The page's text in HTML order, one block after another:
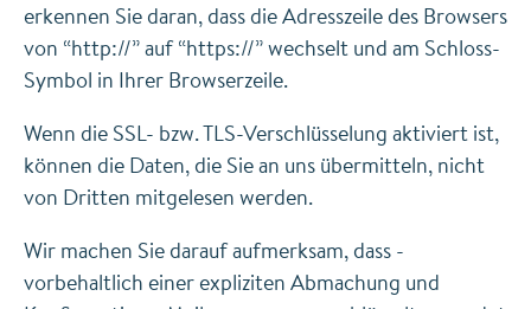
erkennen Sie daran, dass die Adresszeile des Browsers
von “http://” auf “https://” wechselt und am Schloss-
Symbol in Ihrer Browserzeile.
Wenn die SSL- bzw. TLS-Verschlüsselung aktiviert ist,
können die Daten, die Sie an uns übermitteln, nicht
von Dritten mitgelesen werden.
Wir machen Sie darauf aufmerksam, dass -
vorbehaltlich einer expliziten Abmachung und